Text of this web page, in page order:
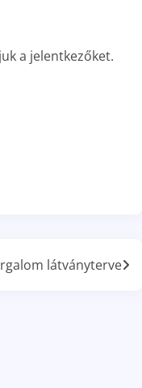
a jelentkezőket.
látványterve